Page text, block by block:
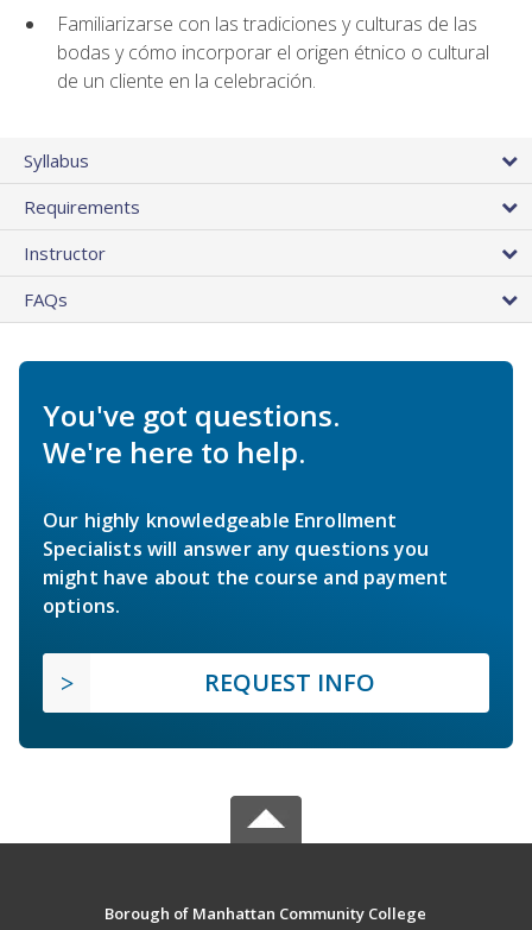
Familiarizarse con las tradiciones y culturas de las
bodas y cómo incorporar el origen étnico o cultural
de un cliente en la celebración.
Syllabus
Requirements
Instructor
FAQs
You've got questions.
We're here to help.
Our highly knowledgeable Enrollment
Specialists will answer any questions you
might have about the course and payment
options.
REQUEST INFO
Borough of Manhattan Community College